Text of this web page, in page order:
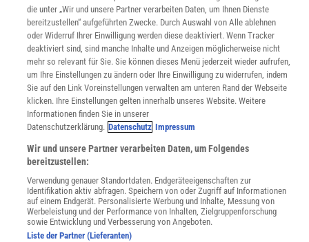
WEBSEITEN
KielSCN
Wissenschaft in die Schulen
SciLogs
Uns finden Sie auch hier:
die unter „Wir und unsere Partner verarbeiten Daten, um Ihnen Dienste
bereitzustellen“ aufgeführten Zwecke. Durch Auswahl von Alle ablehnen
oder Widerruf Ihrer Einwilligung werden diese deaktiviert. Wenn Tracker
deaktiviert sind, sind manche Inhalte und Anzeigen möglicherweise nicht
mehr so relevant für Sie. Sie können dieses Menü jederzeit wieder aufrufen,
um Ihre Einstellungen zu ändern oder Ihre Einwilligung zu widerrufen, indem
Sie auf den Link Voreinstellungen verwalten am unteren Rand der Webseite
klicken. Ihre Einstellungen gelten innerhalb unseres Website. Weitere
Informationen finden Sie in unserer
Datenschutzerklärung. Datenschutz Impressum
Wir und unsere Partner verarbeiten Daten, um Folgendes
bereitzustellen:
Verwendung genauer Standortdaten. Endgeräteeigenschaften zur
Identifikation aktiv abfragen. Speichern von oder Zugriff auf Informationen
auf einem Endgerät. Personalisierte Werbung und Inhalte, Messung von
Werbeleistung und der Performance von Inhalten, Zielgruppenforschung
sowie Entwicklung und Verbesserung von Angeboten.
Liste der Partner (Lieferanten)